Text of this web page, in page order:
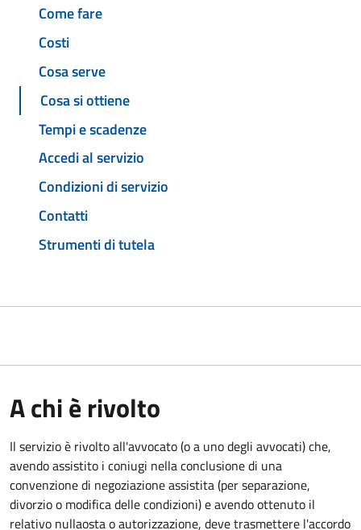
Come fare
Costi
Cosa serve
Cosa si ottiene
Tempi e scadenze
Accedi al servizio
Condizioni di servizio
Contatti
Strumenti di tutela
A chi è rivolto
Il servizio è rivolto all'avvocato (o a uno degli avvocati) che,
avendo assistito i coniugi nella conclusione di una
convenzione di negoziazione assistita (per separazione,
divorzio o modifica delle condizioni) e avendo ottenuto il
relativo nullaosta o autorizzazione, deve trasmettere l'accordo